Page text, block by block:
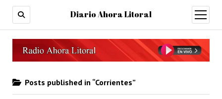
Diario Ahora Litoral
open
menu
Posts published in “Corrientes”